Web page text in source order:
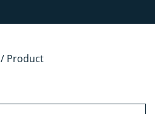
/ Product